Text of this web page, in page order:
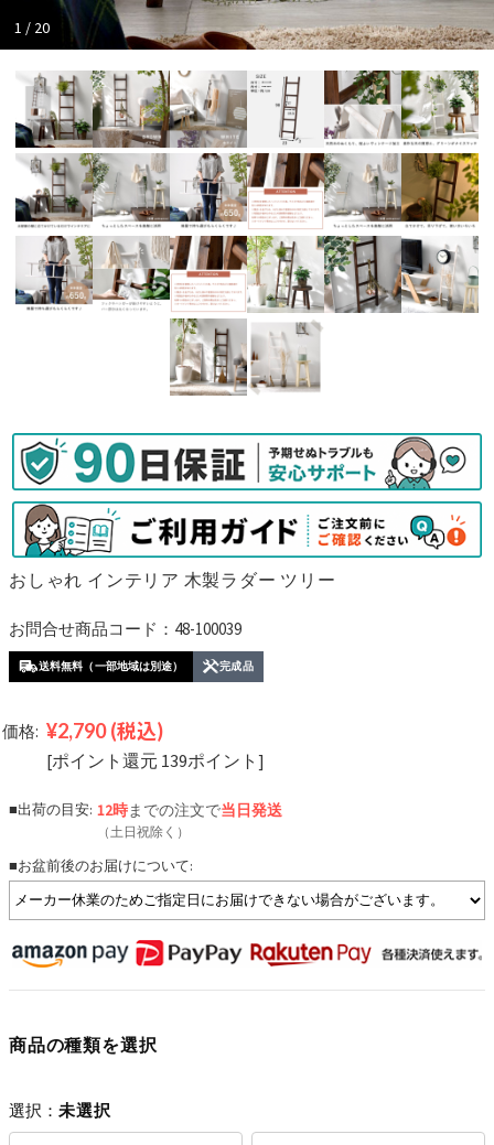
1 / 20
おしゃれ インテリア 木製ラダー ツリー
お問合せ商品コード：48-100039
送料無料（一部地域は別途） 完成品
価格: ¥2,790 (税込)
[ポイント還元 139ポイント]
■出荷の目安: 12時までの注文で当日発送
（土日祝除く）
■お盆前後のお届けについて:
商品の種類を選択
選択： 未選択